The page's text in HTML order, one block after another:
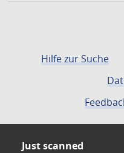
Hilfe zur Suche
Just scanned